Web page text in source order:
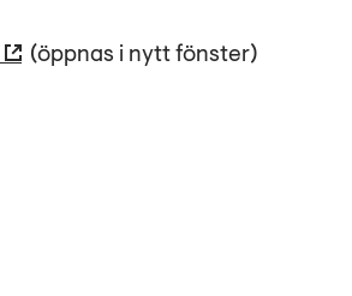
(öppnas i nytt fönster)